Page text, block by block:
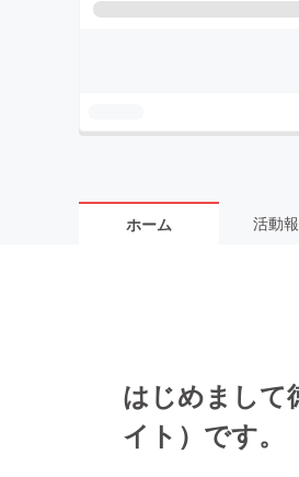
ホーム 活動
はじめまして
イト）です。